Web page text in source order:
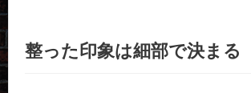
整った印象は細部で決まる